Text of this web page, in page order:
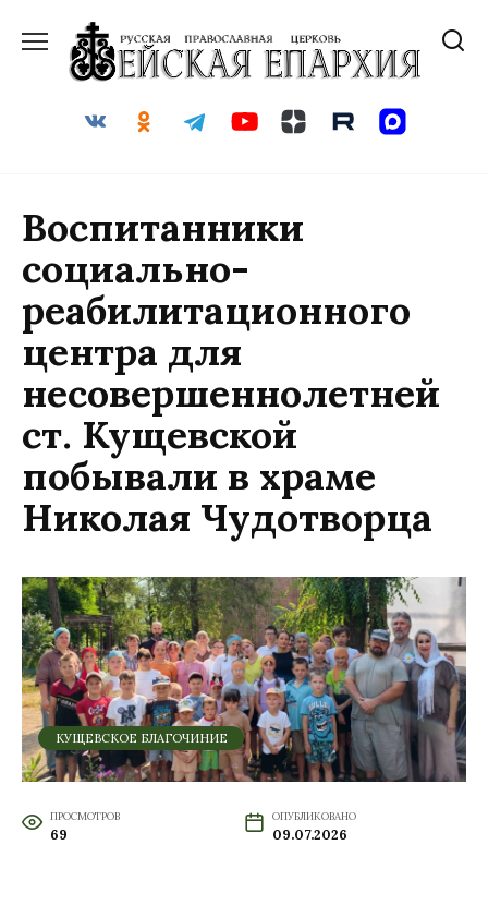
содержанию
Воспитанники
социально-
реабилитационного
центра для
несовершеннолетней
ст. Кущевской
побывали в храме
Николая Чудотворца
КУЩЕВСКОЕ БЛАГОЧИНИЕ
ПРОСМОТРОВ
69
ОПУБЛИКОВАНО
09.07.2026